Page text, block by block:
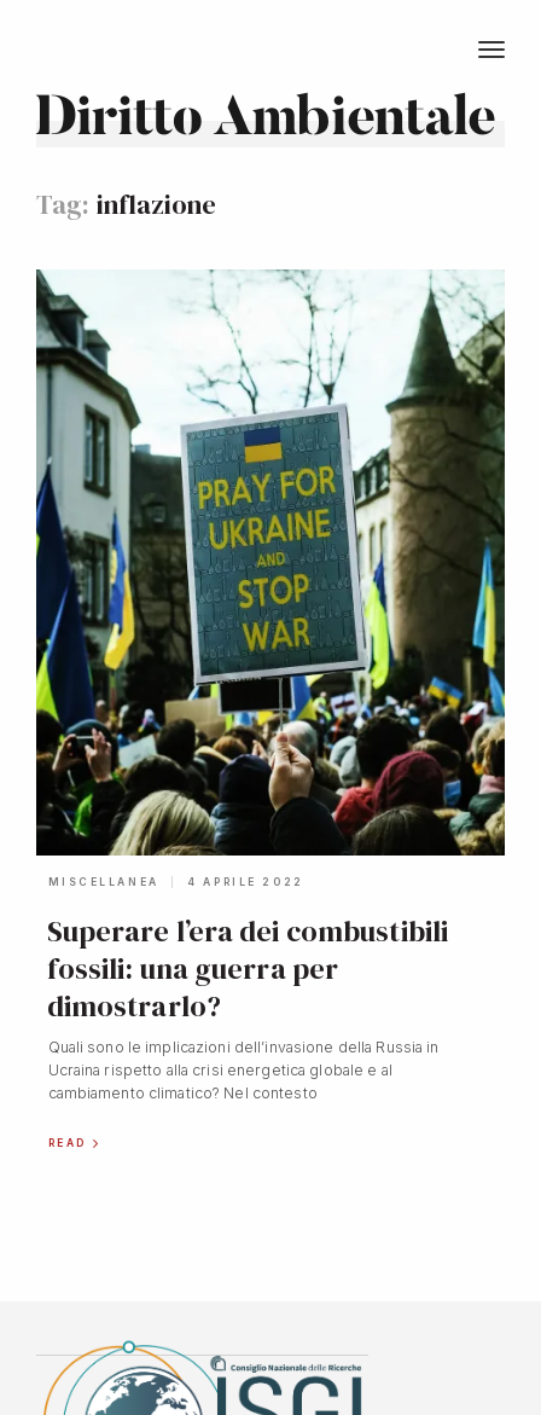
Diritto Ambientale
Tag: inflazione
MISCELLANEA 4 APRILE 2022
Superare l’era dei combustibili
fossili: una guerra per
dimostrarlo?
Quali sono le implicazioni dell’invasione della Russia in
Ucraina rispetto alla crisi energetica globale e al
cambiamento climatico? Nel contesto
READ